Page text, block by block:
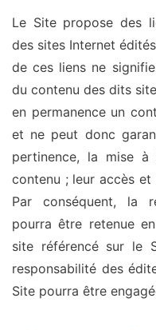
Le Site propose des
des sites Internet
de ces liens ne
du contenu des dits
en permanence un
et ne peut donc
pertinence, la mise à
contenu ; leur accès
Par conséquent, la
pourra être retenue
site référencé sur le
responsabilité des
Site pourra être